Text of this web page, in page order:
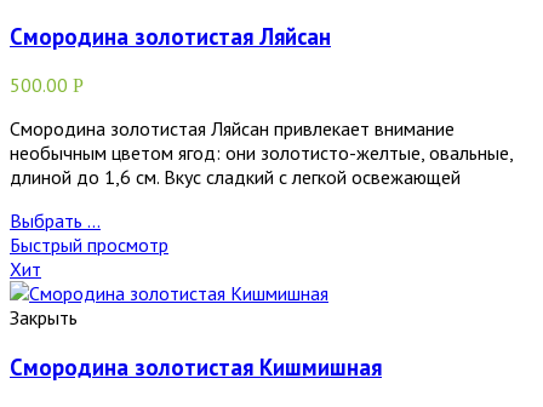
Смородина золотистая Ляйсан
500.00 Р
Смородина золотистая Ляйсан привлекает внимание
необычным цветом ягод: они золотисто-желтые, овальные,
длиной до 1,6 см. Вкус сладкий с легкой освежающей
Выбрать ...
Быстрый просмотр
Хит
Закрыть
Смородина золотистая Кишмишная